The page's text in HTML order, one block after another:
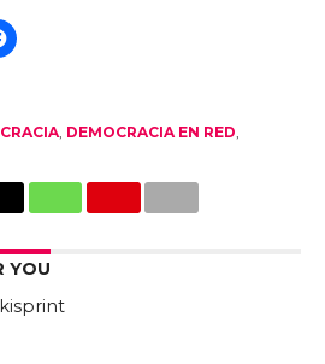
, DEMOCRACIA EN RED,
YOU